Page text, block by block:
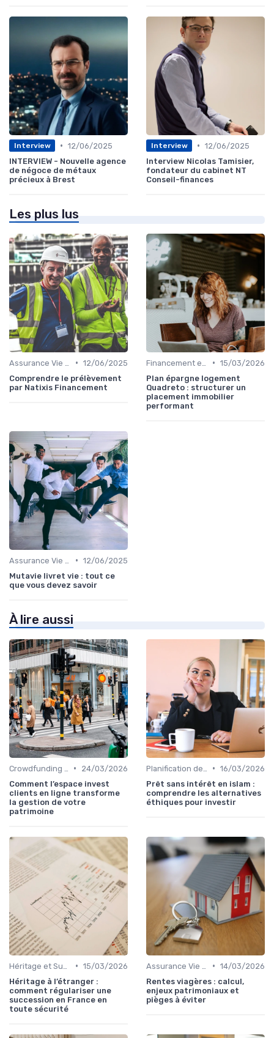
Interview • 12/06/2025
INTERVIEW - Nouvelle agence
de négoce de métaux
précieux à Brest
Interview • 12/06/2025
Interview Nicolas Tamisier,
fondateur du cabinet NT
Conseil-finances
Les plus lus
• 12/06/2025
Comprendre le prélèvement
par Natixis Financement
• 15/03/2026
Plan épargne logement
Quadreto : structurer un
placement immobilier
performant
• 12/06/2025
Mutavie livret vie : tout ce
que vous devez savoir
À lire aussi
•
24/03/2026
Comment l’espace invest
clients en ligne transforme
la gestion de votre
patrimoine
• 16/03/2026
Prêt sans intérêt en islam :
comprendre les alternatives
éthiques pour investir
• 15/03/2026
Héritage à l’étranger :
comment régulariser une
succession en France en
toute sécurité
• 14/03/2026
Rentes viagères : calcul,
enjeux patrimoniaux et
pièges à éviter